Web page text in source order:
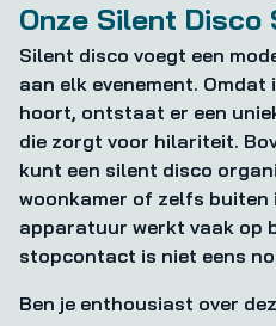
Onze Silent Disco
Silent disco voegt een
aan elk evenement. Omdat
hoort, ontstaat er een
die zorgt voor hilariteit.
kunt een silent disco
woonkamer of zelfs buiten
apparatuur werkt vaak op
stopcontact is niet eens
Ben je enthousiast over